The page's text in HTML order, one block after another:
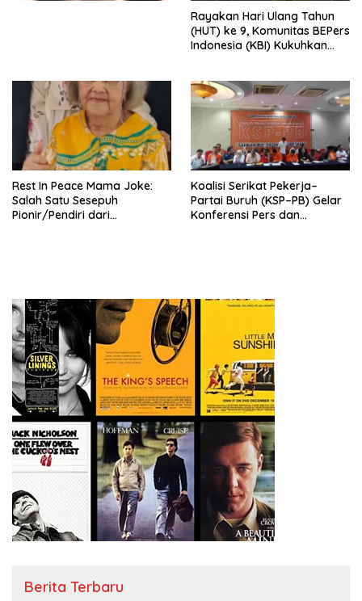
Rayakan Hari Ulang Tahun
(HUT) ke 9, Komunitas BEPers
Indonesia (KBI) Kukuhkan
Tema: “Penguatan dan
Pengembangan Organisasi
KBI yang Berbasis Riset di
seluruh Indonesia dan
Mancanegara”.
Rest In Peace Mama Joke:
Salah Satu Sesepuh
Pionir/Pendiri dari
Koalisi Serikat Pekerja–
Partai Buruh (KSP–PB) Gelar
Konferensi Pers dan
Berita Terbaru